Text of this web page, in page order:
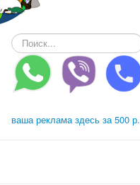
Искать...
ваша реклама здесь за 500 р.